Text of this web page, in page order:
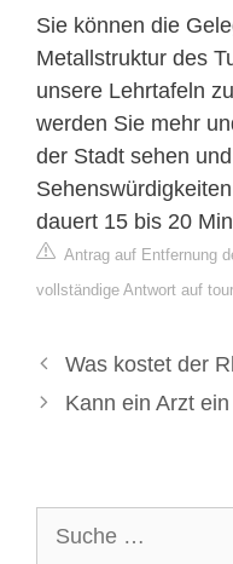
Sie können die
Metallstruktur des
unsere Lehrtafeln
werden Sie mehr
der Stadt sehen
dauert 15 bis 20
Antrag auf Entfernung
vollständige Antwort auf
Was kostet der
Kann ein Arzt
nach: